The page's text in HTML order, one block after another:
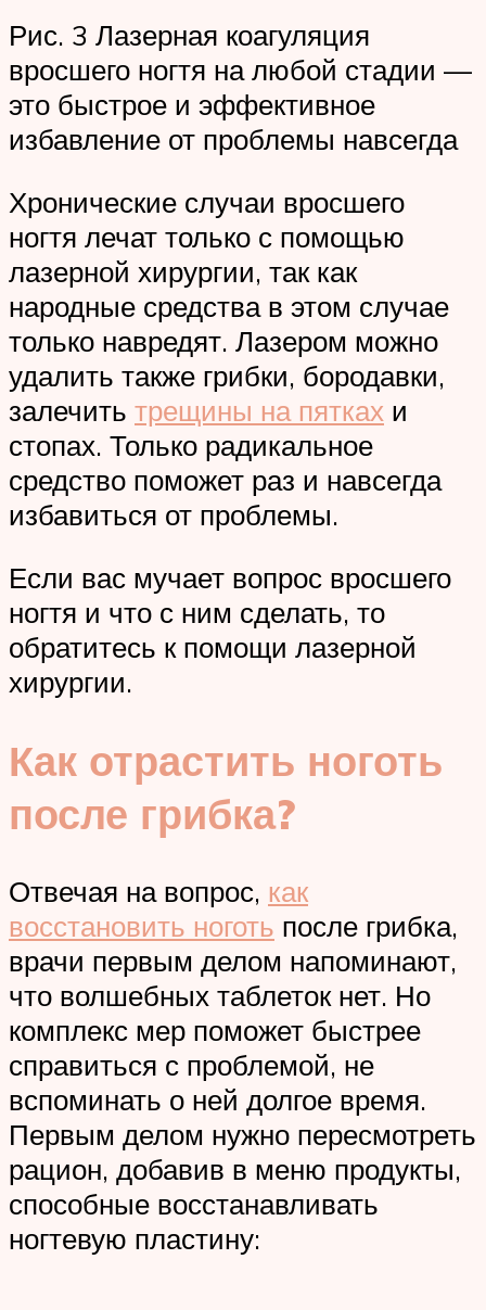
Рис. 3 Лазерная коагуляция
вросшего ногтя на любой стадии —
это быстрое и эффективное
избавление от проблемы навсегда
Хронические случаи вросшего
ногтя лечат только с помощью
лазерной хирургии, так как
народные средства в этом случае
только навредят. Лазером можно
удалить также грибки, бородавки,
залечить трещины на пятках и
стопах. Только радикальное
средство поможет раз и навсегда
избавиться от проблемы.
Если вас мучает вопрос вросшего
ногтя и что с ним сделать, то
обратитесь к помощи лазерной
хирургии.
Как отрастить ноготь
после грибка?
Отвечая на вопрос, как
восстановить ноготь после грибка,
врачи первым делом напоминают,
что волшебных таблеток нет. Но
комплекс мер поможет быстрее
справиться с проблемой, не
вспоминать о ней долгое время.
Первым делом нужно пересмотреть
рацион, добавив в меню продукты,
способные восстанавливать
ногтевую пластину: